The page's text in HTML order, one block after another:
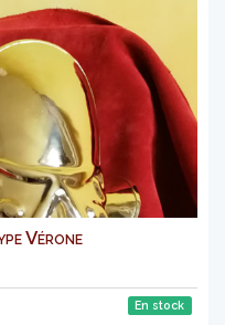
Vérone
En stock